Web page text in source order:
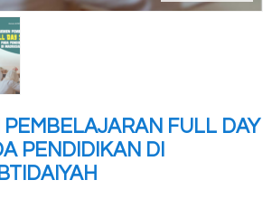
PEMBELAJARAN FULL DAY
PENDIDIKAN DI